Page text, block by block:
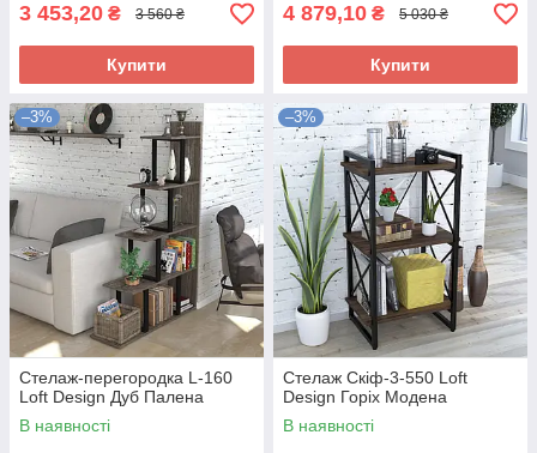
3 453,20 ₴ 3 560 ₴
Купити
4 879,10 ₴ 5 030 ₴
Купити
–3%
Стелаж-перегородка L-160
Loft Design Дуб Палена
В наявності
–3%
Стелаж Скіф-3-550 Loft
Design Горіх Модена
В наявності